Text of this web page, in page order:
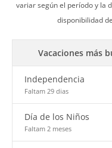
variar según el período y la
disponibilidad
Vacaciones más
Independencia
Faltam 29 dias
Día de los Niños
Faltam 2 meses